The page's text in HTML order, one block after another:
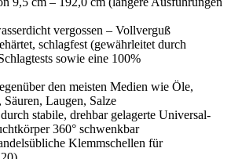
vergossen – Vollverguß
schlagfest (gewährleitet durch
sowie eine 100%
den meisten Medien wie Öle,
Laugen, Salze
stabile, drehbar gelagerte Universal-
360° schwenkbar
Klemmschellen für